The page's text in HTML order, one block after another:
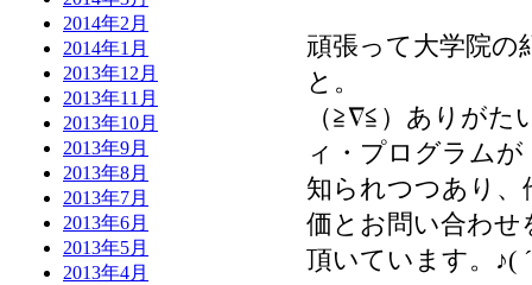
2014年2月
2014年1月
2013年12月
2013年11月
2013年10月
2013年9月
2013年8月
2013年7月
2013年6月
2013年5月
2013年4月
頑張って大学院の
と。
（≧∇≦）ありが
ィ・プログラムが
知られつつあり、
価とお問い合わせ
頂いています。♪(